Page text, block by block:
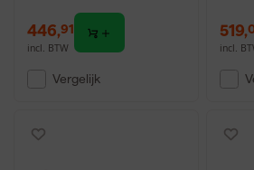
446,91
incl. BTW
Vergelijk
519,
incl.